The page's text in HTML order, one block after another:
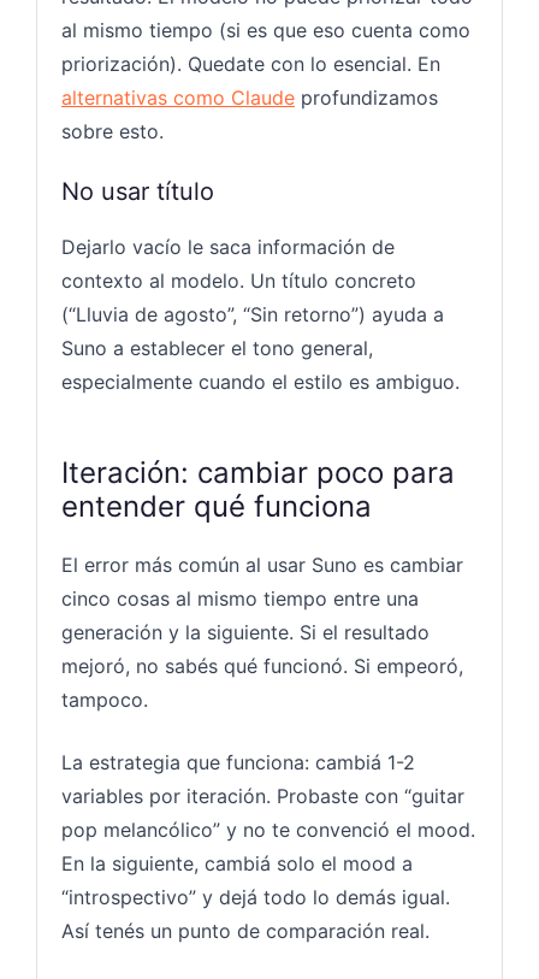
al mismo tiempo (si es que eso cuenta como
priorización). Quedate con lo esencial. En
alternativas como Claude profundizamos
sobre esto.
No usar título
Dejarlo vacío le saca información de
contexto al modelo. Un título concreto
(“Lluvia de agosto”, “Sin retorno”) ayuda a
Suno a establecer el tono general,
especialmente cuando el estilo es ambiguo.
Iteración: cambiar poco para
entender qué funciona
El error más común al usar Suno es cambiar
cinco cosas al mismo tiempo entre una
generación y la siguiente. Si el resultado
mejoró, no sabés qué funcionó. Si empeoró,
tampoco.
La estrategia que funciona: cambiá 1-2
variables por iteración. Probaste con “guitar
pop melancólico” y no te convenció el mood.
En la siguiente, cambiá solo el mood a
“introspectivo” y dejá todo lo demás igual.
Así tenés un punto de comparación real.